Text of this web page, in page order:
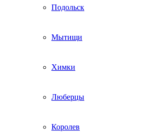
Подольск
Мытищи
Химки
Люберцы
Королев